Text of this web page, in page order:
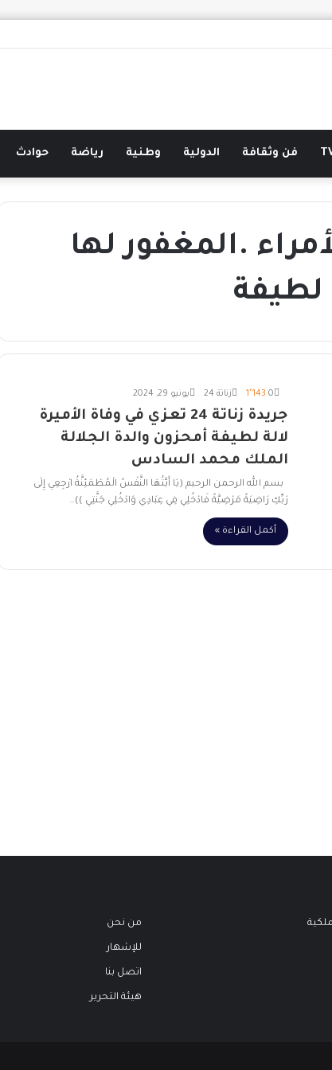
حوادث رياضة وطنية الدولية فن وثقافة
.المغفور لها
لطيفة
زناتة 24 يونيو 29, 2024 0
جريدة زناتة 24 تعزي في وفاة الأميرة
لالة لطيفة أمحزون والدة الجلالة
الملك محمد السادس
بسم الله الرحمن الرحيم (يَا أَيَّتُهَا النَّفْسُ الْمُطْمَئِنَّةُ ارْجِعِي إِلَى
رَبِّكِ رَاضِيَةً مَرْضِيَّةً فَادْخُلِي فِي عِبَادِي وَادْخُلِي جَنَّتِي ))…
أكمل القراءة »
من نحن
للإشهار
اتصل بنا
هيئة التحرير